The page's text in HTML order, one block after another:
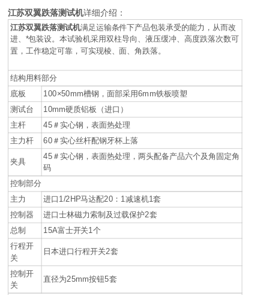
江苏双翼跌落测试机详细介绍：
江苏双翼跌落测试机满足运输条件下产品包装承受的能力，从而改
进、*包装设。本试验机采用双柱导向、液压缓冲、高度跌落次数可
置，工作稳定可靠，可实现棱、面、角跌落。
结构用料部分
底板
100×50mm槽钢，面部采用6mm铁板喷塑
测试台
10mm硬质铝板（进口）
主杆
45＃实心钢，表面热处理
主力杆 60＃实心丝杆配钢牙杯上落
夹具
45＃实心钢，表面热处理，两头配备产品六个及角固定角
码
控制部分
主力 进口1/2HP马达配20：1减速机1套
控制器
进口士林磁力索制及过载保护2套
总制
15A富士开关1个
行程开
关
日本进口行程开关2套
控制开
关
直径为25mm按钮5套